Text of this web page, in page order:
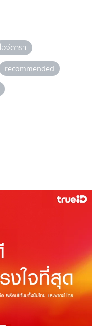
ไอจีดารา
recommended